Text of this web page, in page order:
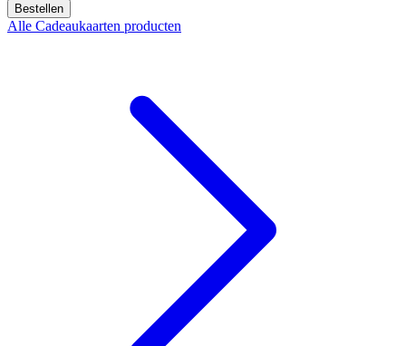
Bestellen
Alle Cadeaukaarten producten